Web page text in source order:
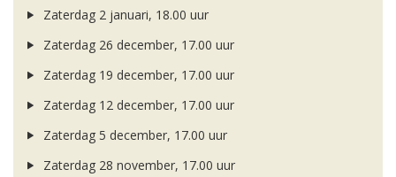
Zaterdag 2 januari, 18.00 uur
Zaterdag 26 december, 17.00 uur
Zaterdag 19 december, 17.00 uur
Zaterdag 12 december, 17.00 uur
Zaterdag 5 december, 17.00 uur
Zaterdag 28 november, 17.00 uur